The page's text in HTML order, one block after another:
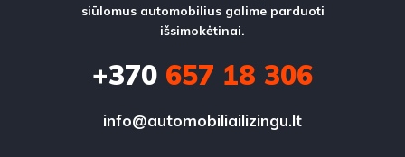
siūlomus automobilius galime parduoti
išsimokėtinai.
+370 657 18 306
info@automobiliailizingu.lt